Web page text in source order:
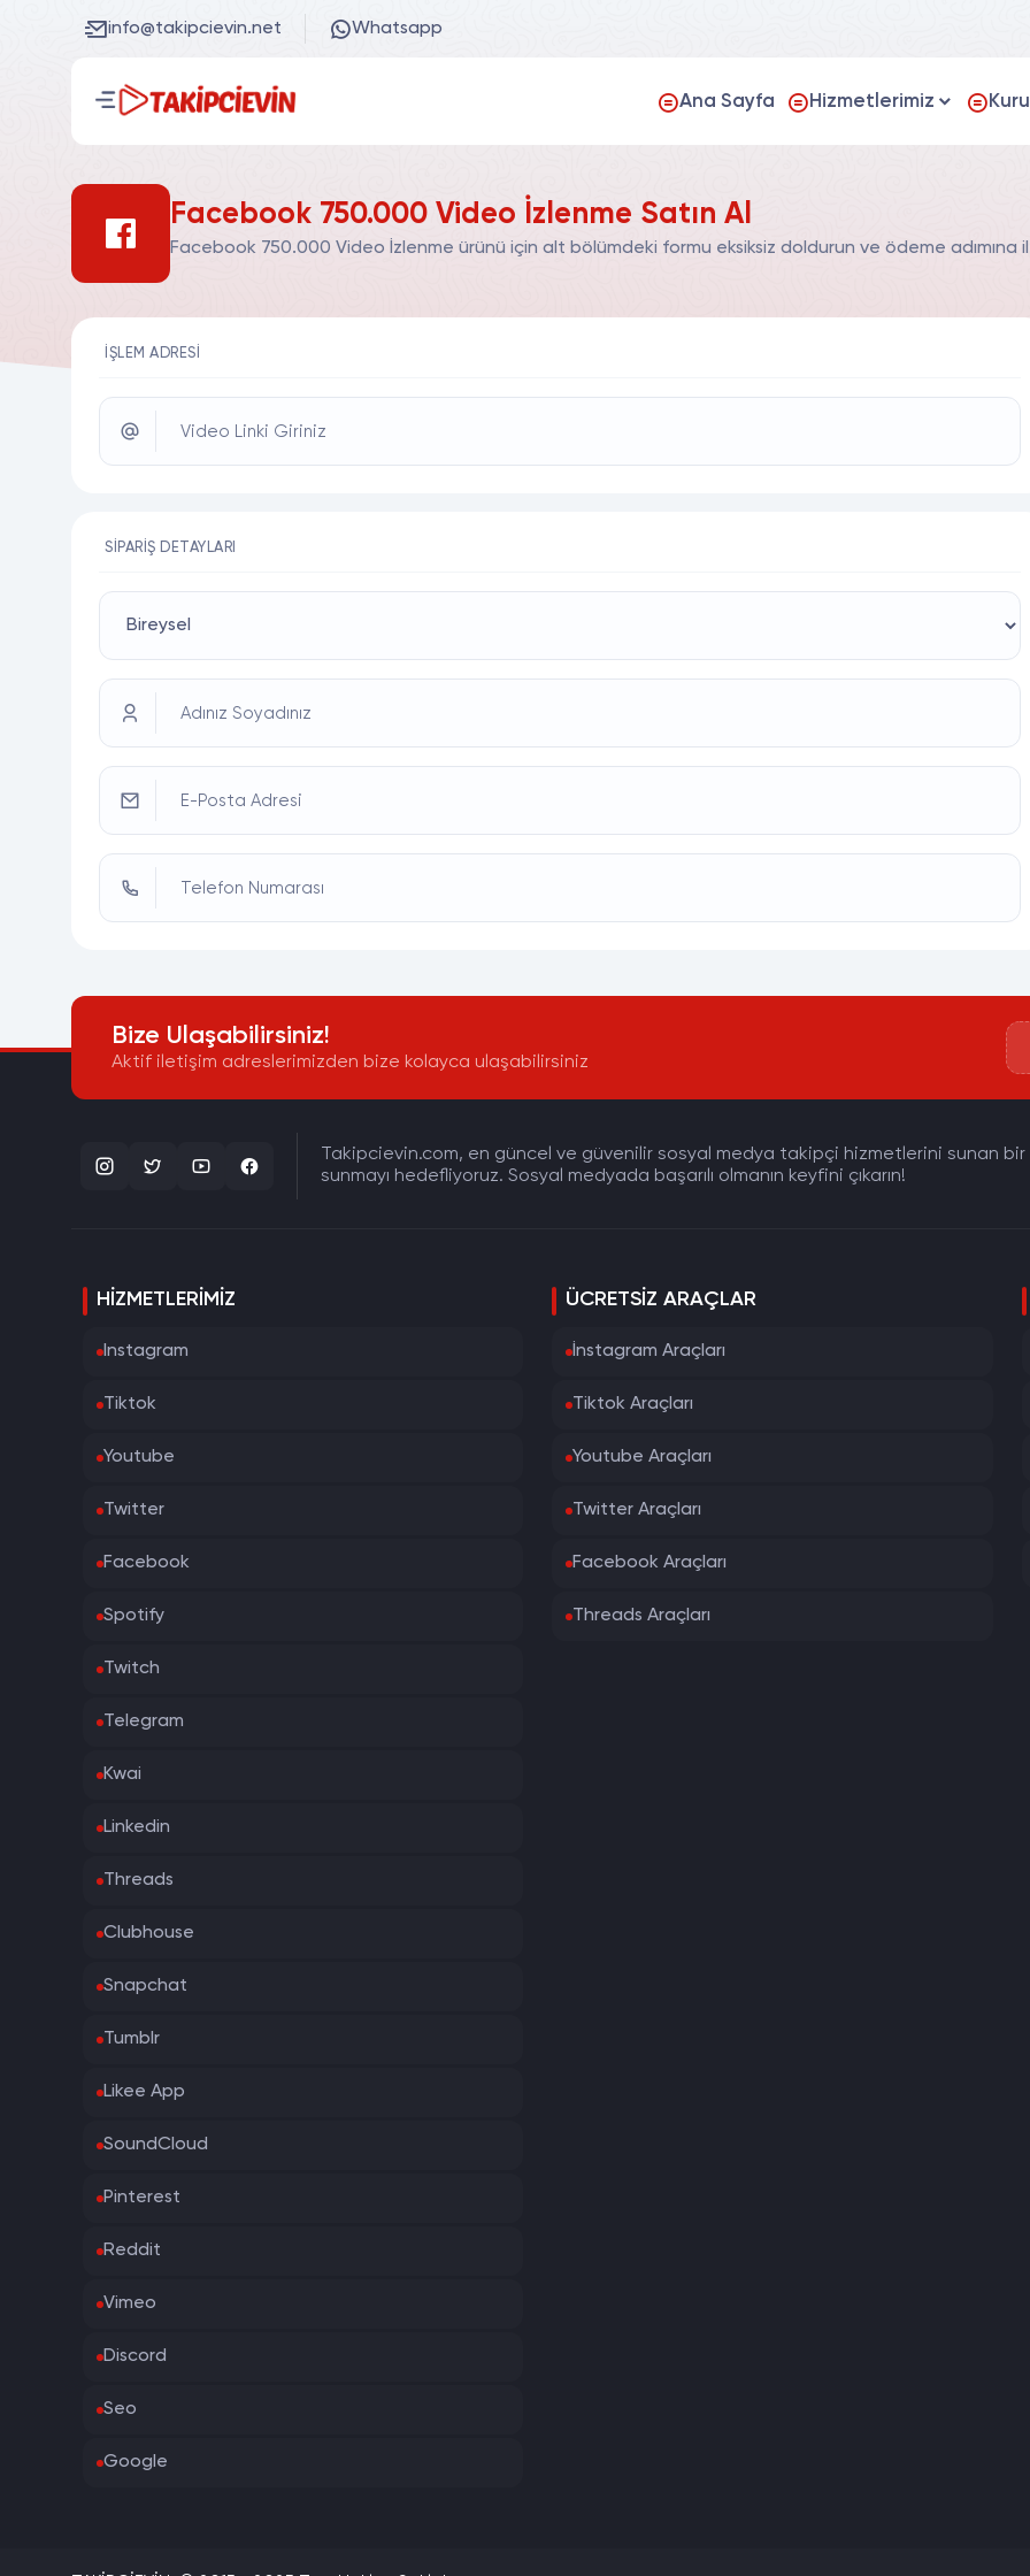
info@takipcievin.net Whatsapp
Ana Sayfa Hizmetlerimiz
Facebook 750.000 Video İzlenme Satın Al
Facebook 750.000 Video İzlenme ürünü için alt bölümdeki formu eksiksiz doldurun ve ödeme adımına
İŞLEM ADRESI
Video Linki Giriniz
SIPARIŞ DETAYLARI
Adınız Soyadınız
E-Posta Adresi
Telefon Numarası
Bize Ulaşabilirsiniz!
Aktif iletişim adreslerimizden bize kolayca ulaşabilirsiniz
Takipcievin.com, en güncel ve güvenilir sosyal medya takipçi hizmetlerini sunan bir
sunmayı hedefliyoruz. Sosyal medyada başarılı olmanın keyfini çıkarın!
HIZMETLERIMIZ
Instagram
Tiktok
Youtube
Twitter
Facebook
Spotify
Twitch
Telegram
Kwai
Linkedin
Threads
Clubhouse
Snapchat
Tumblr
Likee App
SoundCloud
Pinterest
Reddit
Vimeo
Discord
Seo
Google
ÜCRETSIZ ARAÇLAR
İnstagram Araçları
Tiktok Araçları
Youtube Araçları
Twitter Araçları
Facebook Araçları
Threads Araçları